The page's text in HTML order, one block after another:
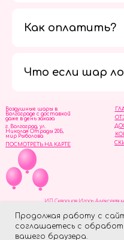
Продолжая работу с
соглашаетесь с
вашего браузера.
Как оплатить?
Что если шар
Воздушные шары в
Волгограде с доставкой
даже в день заказа
г. Волгоград, ул.
Николая Отрады 20Б,
мир Рыболова
ПОСМОТРЕТЬ НА КАРТЕ
ИП Скворцов Игорь Алексеевич
Made on